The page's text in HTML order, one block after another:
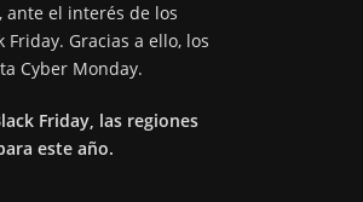
el interés de los
Gracias a ello, los
Cyber Monday.
Friday, las regiones
este año.